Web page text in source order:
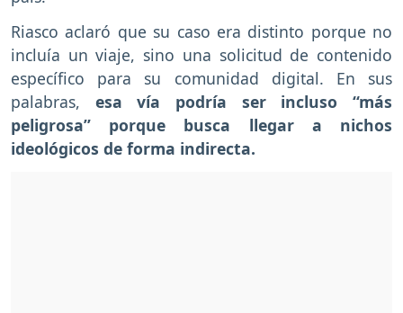
Riasco aclaró que su caso era distinto porque no
incluía un viaje, sino una solicitud de contenido
específico para su comunidad digital. En sus
palabras, esa vía podría ser incluso “más
peligrosa” porque busca llegar a nichos
ideológicos de forma indirecta.